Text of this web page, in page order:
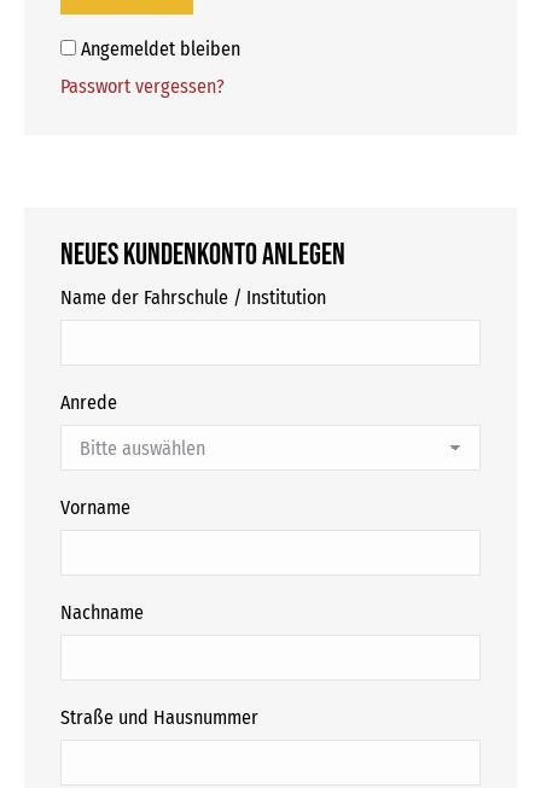
Angemeldet bleiben
Passwort vergessen?
Neues Kundenkonto anlegen
Name der Fahrschule / Institution
Anrede
Vorname
Nachname
Straße und Hausnummer